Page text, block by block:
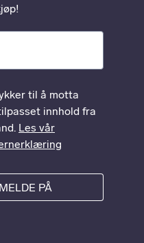
til å motta
innhold fra
Les vår
PÅ